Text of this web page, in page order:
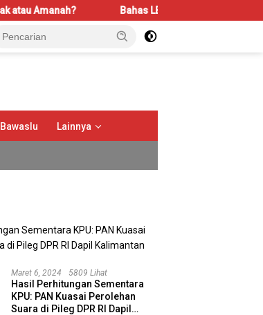
Bahas LBS dan LP2B, REI Kalbar Dorong
Bawaslu Lainnya
Maret 6, 2024 5809 Lihat
Hasil Perhitungan Sementara
KPU: PAN Kuasai Perolehan
Suara di Pileg DPR RI Dapil